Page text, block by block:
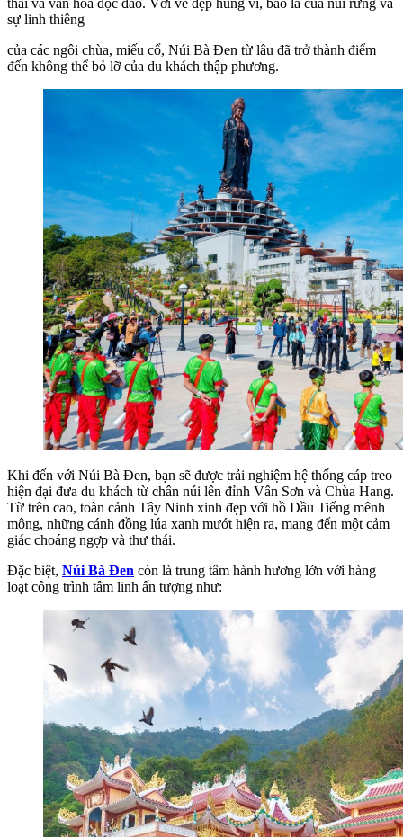
sự linh thiêng
của các ngôi chùa, miếu cổ, Núi Bà Đen từ lâu đã trở thành điểm
đến không thể bỏ lỡ của du khách thập phương.
Khi đến với Núi Bà Đen, bạn sẽ được trải nghiệm hệ thống cáp treo
hiện đại đưa du khách từ chân núi lên đỉnh Vân Sơn và Chùa Hang.
Từ trên cao, toàn cảnh Tây Ninh xinh đẹp với hồ Dầu Tiếng mênh
mông, những cánh đồng lúa xanh mướt hiện ra, mang đến một cảm
giác choáng ngợp và thư thái.
Đặc biệt, Núi Bà Đen còn là trung tâm hành hương lớn với hàng
loạt công trình tâm linh ấn tượng như: